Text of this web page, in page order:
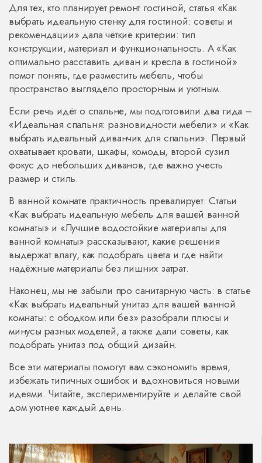
Для тех, кто планирует ремонт гостиной, статья «Как
выбрать идеальную стенку для гостиной: советы и
рекомендации» дала чёткие критерии: тип
конструкции, материал и функциональность. А «Как
оптимально расставить диван и кресла в гостиной»
помог понять, где разместить мебель, чтобы
пространство выглядело просторным и уютным.
Если речь идёт о спальне, мы подготовили два гида –
«Идеальная спальня: разновидности мебели» и «Как
выбрать идеальный диванчик для спальни». Первый
охватывает кровати, шкафы, комоды, второй сузил
фокус до небольших диванов, где важно учесть
размер и стиль.
В ванной комнате практичность превалирует. Статьи
«Как выбрать идеальную мебель для вашей ванной
комнаты» и «Лучшие водостойкие материалы для
ванной комнаты» рассказывают, какие решения
выдержат влагу, как подобрать цвета и где найти
надёжные материалы без лишних затрат.
Наконец, мы не забыли про санитарную часть: в статье
«Как выбрать идеальный унитаз для вашей ванной
комнаты: с ободком или без» разобрали плюсы и
минусы разных моделей, а также дали советы, как
подобрать унитаз под общий дизайн.
Все эти материалы помогут вам сэкономить время,
избежать типичных ошибок и вдохновиться новыми
идеями. Читайте, экспериментируйте и делайте свой
дом уютнее каждый день.